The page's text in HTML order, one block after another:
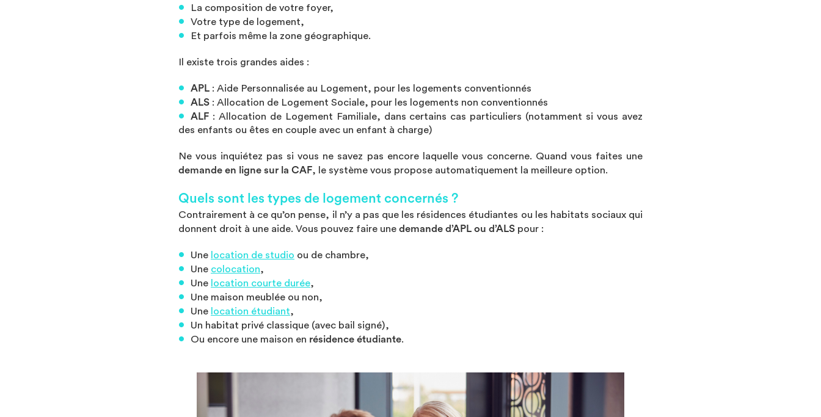
La composition de votre foyer,
Votre type de logement,
Et parfois même la zone géographique.
Il existe trois grandes aides :
APL : Aide Personnalisée au Logement, pour les logements conventionnés
ALS : Allocation de Logement Sociale, pour les logements non conventionnés
ALF : Allocation de Logement Familiale, dans certains cas particuliers (notamment si vous avez
des enfants ou êtes en couple avec un enfant à charge)
Ne vous inquiétez pas si vous ne savez pas encore laquelle vous concerne. Quand vous faites une
demande en ligne sur la CAF, le système vous propose automatiquement la meilleure option.
Quels sont les types de logement concernés ?
Contrairement à ce qu’on pense, il n’y a pas que les résidences étudiantes ou les habitats sociaux qui
donnent droit à une aide. Vous pouvez faire une demande d’APL ou d’ALS pour :
Une location de studio ou de chambre,
Une colocation,
Une location courte durée,
Une maison meublée ou non,
Une location étudiant,
Un habitat privé classique (avec bail signé),
Ou encore une maison en résidence étudiante.